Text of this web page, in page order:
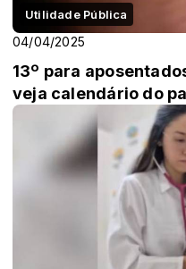
Utilidade Pública
04/04/2025
13º para
veja calendário do